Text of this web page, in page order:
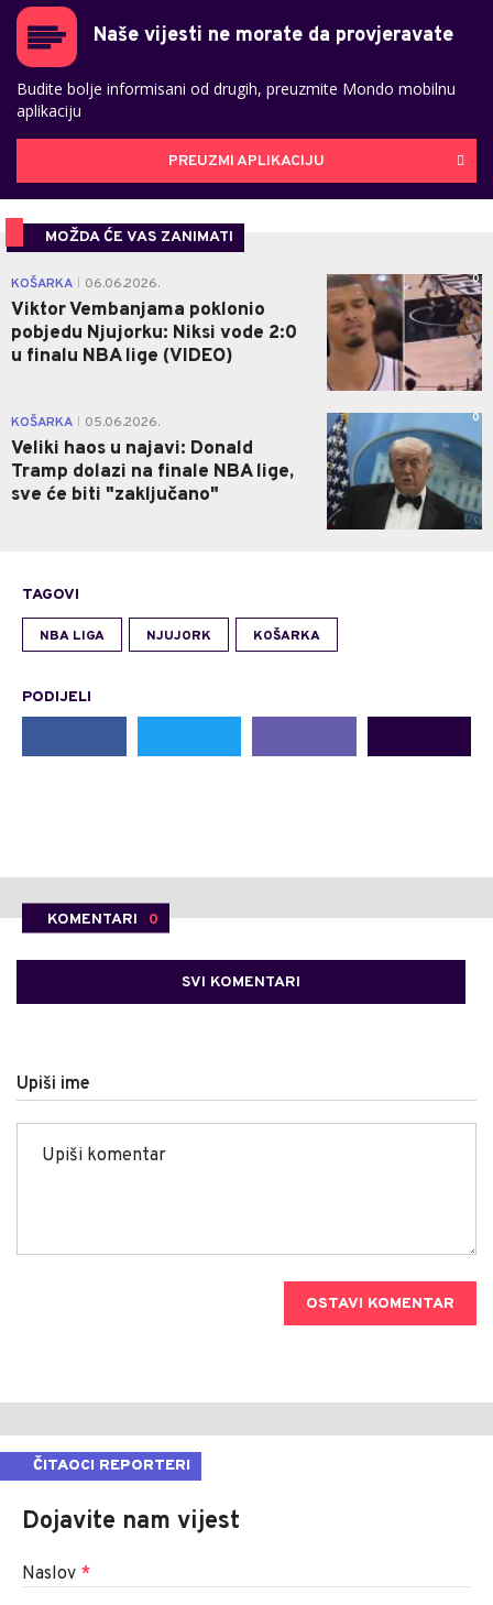
Naše vijesti ne morate da provjeravate
Budite bolje informisani od drugih, preuzmite Mondo mobilnu
aplikaciju
PREUZMI APLIKACIJU
MOŽDA ĆE VAS ZANIMATI
KOŠARKA 06.06.2026.
Viktor Vembanjama poklonio
pobjedu Njujorku: Niksi vode 2:0
u finalu NBA lige (VIDEO)
0
KOŠARKA 05.06.2026.
Veliki haos u najavi: Donald
Tramp dolazi na finale NBA lige,
sve će biti "zaključano"
0
TAGOVI
NBA LIGA NJUJORK KOŠARKA
PODIJELI
KOMENTARI 0
SVI KOMENTARI
Upiši ime
OSTAVI KOMENTAR
ČITAOCI REPORTERI
Dojavite nam vijest
Naslov *